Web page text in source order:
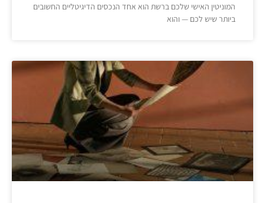
המוניטין האישי שלכם ברשת הוא אחד הנכסים הדיגיטליים החשובים
ביותר שיש לכם — והוא